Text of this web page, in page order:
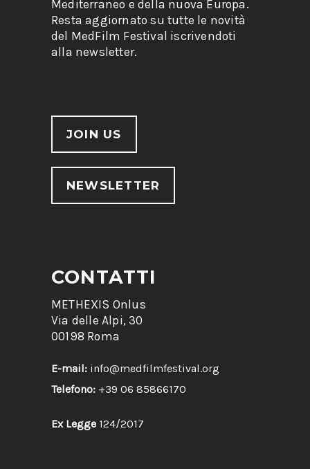
Mediterraneo e della nuova Europa.
Resta aggiornato su tutte le novità
del MedFilm Festival iscrivendoti
alla newsletter.
JOIN US
NEWSLETTER
CONTATTI
METHEXIS Onlus
Via delle Alpi, 30
00198 Roma
E-mail: info@medfilmfestival.org
Telefono: +39 06 85866170
Ex Legge 124/2017